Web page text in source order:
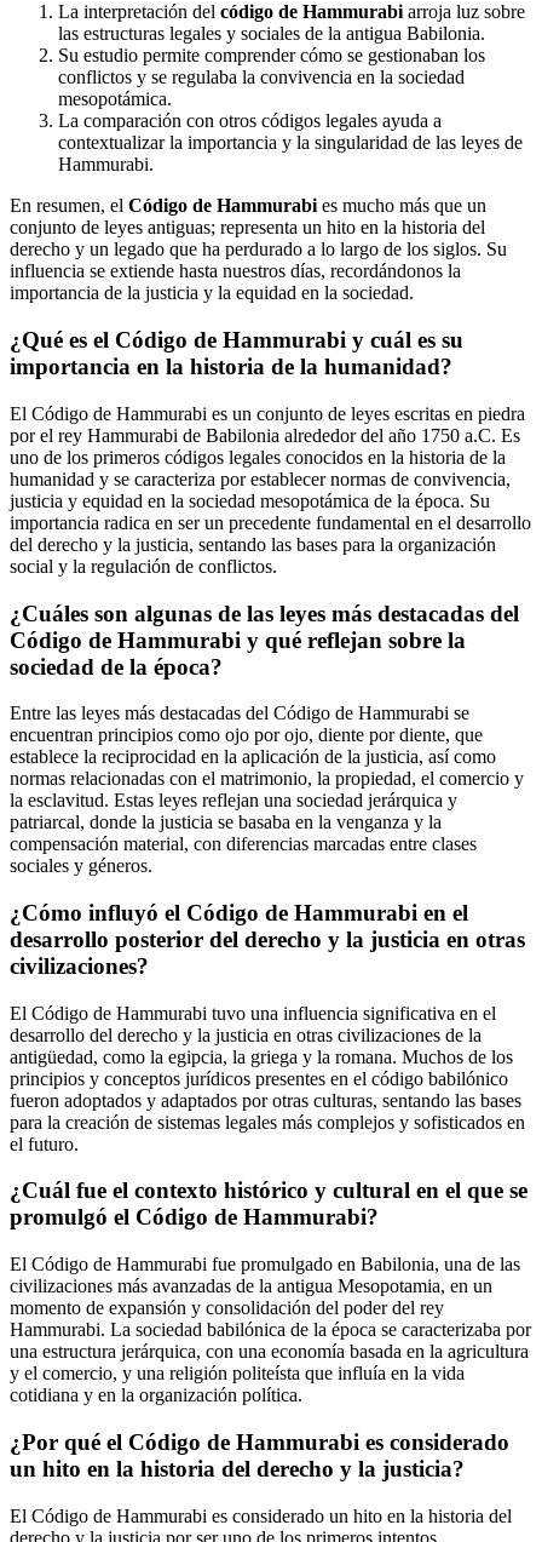
La interpretación del código de Hammurabi arroja luz sobre
las estructuras legales y sociales de la antigua Babilonia.
Su estudio permite comprender cómo se gestionaban los
conflictos y se regulaba la convivencia en la sociedad
mesopotámica.
La comparación con otros códigos legales ayuda a
contextualizar la importancia y la singularidad de las leyes de
Hammurabi.
En resumen, el Código de Hammurabi es mucho más que un
conjunto de leyes antiguas; representa un hito en la historia del
derecho y un legado que ha perdurado a lo largo de los siglos. Su
influencia se extiende hasta nuestros días, recordándonos la
importancia de la justicia y la equidad en la sociedad.
¿Qué es el Código de Hammurabi y cuál es su
importancia en la historia de la humanidad?
El Código de Hammurabi es un conjunto de leyes escritas en piedra
por el rey Hammurabi de Babilonia alrededor del año 1750 a.C. Es
uno de los primeros códigos legales conocidos en la historia de la
humanidad y se caracteriza por establecer normas de convivencia,
justicia y equidad en la sociedad mesopotámica de la época. Su
importancia radica en ser un precedente fundamental en el desarrollo
del derecho y la justicia, sentando las bases para la organización
social y la regulación de conflictos.
¿Cuáles son algunas de las leyes más destacadas del
Código de Hammurabi y qué reflejan sobre la
sociedad de la época?
Entre las leyes más destacadas del Código de Hammurabi se
encuentran principios como ojo por ojo, diente por diente, que
establece la reciprocidad en la aplicación de la justicia, así como
normas relacionadas con el matrimonio, la propiedad, el comercio y
la esclavitud. Estas leyes reflejan una sociedad jerárquica y
patriarcal, donde la justicia se basaba en la venganza y la
compensación material, con diferencias marcadas entre clases
sociales y géneros.
¿Cómo influyó el Código de Hammurabi en el
desarrollo posterior del derecho y la justicia en otras
civilizaciones?
El Código de Hammurabi tuvo una influencia significativa en el
desarrollo del derecho y la justicia en otras civilizaciones de la
antigüedad, como la egipcia, la griega y la romana. Muchos de los
principios y conceptos jurídicos presentes en el código babilónico
fueron adoptados y adaptados por otras culturas, sentando las bases
para la creación de sistemas legales más complejos y sofisticados en
el futuro.
¿Cuál fue el contexto histórico y cultural en el que se
promulgó el Código de Hammurabi?
El Código de Hammurabi fue promulgado en Babilonia, una de las
civilizaciones más avanzadas de la antigua Mesopotamia, en un
momento de expansión y consolidación del poder del rey
Hammurabi. La sociedad babilónica de la época se caracterizaba por
una estructura jerárquica, con una economía basada en la agricultura
y el comercio, y una religión politeísta que influía en la vida
cotidiana y en la organización política.
¿Por qué el Código de Hammurabi es considerado
un hito en la historia del derecho y la justicia?
El Código de Hammurabi es considerado un hito en la historia del
derecho y la justicia por ser uno de los primeros intentos